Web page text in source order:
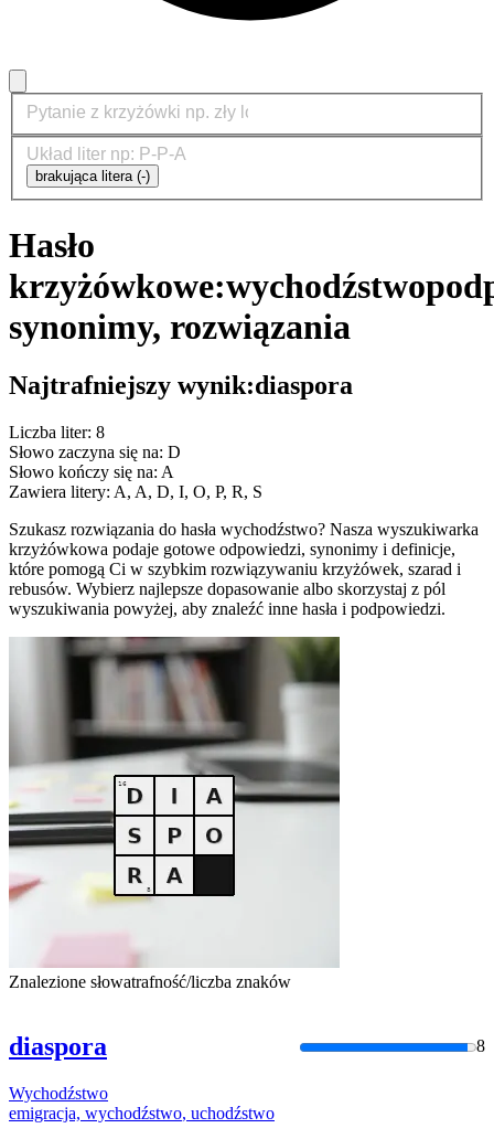
brakująca litera (-)
Hasło
krzyżówkowe:wychodźstwo
synonimy, rozwiązania
Najtrafniejszy wynik:diaspora
Liczba liter: 8
Słowo zaczyna się na: D
Słowo kończy się na: A
Zawiera litery: A, A, D, I, O, P, R, S
Szukasz rozwiązania do hasła wychodźstwo? Nasza wyszukiwarka
krzyżówkowa podaje gotowe odpowiedzi, synonimy i definicje,
które pomogą Ci w szybkim rozwiązywaniu krzyżówek, szarad i
rebusów. Wybierz najlepsze dopasowanie albo skorzystaj z pól
wyszukiwania powyżej, aby znaleźć inne hasła i podpowiedzi.
Znalezione słowatrafność/liczba znaków
diaspora 8
Wychodźstwo
emigracja, wychodźstwo, uchodźstwo